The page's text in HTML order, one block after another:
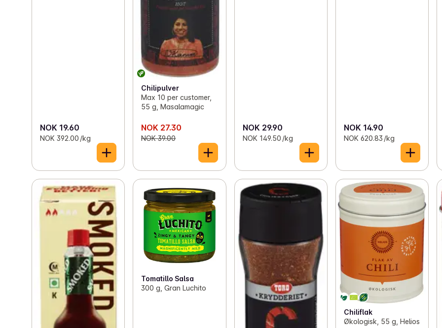
NOK 19.60
NOK 392.00 /kg
Chilipulver
Max 10 per customer,
55 g, Masalamagic
NOK 27.30
NOK 39.00
NOK 29.90
NOK 149.50 /kg
NOK 14.90
NOK 620.83 /kg
Tomatillo Salsa
300 g, Gran Luchito
Chiliflak
Økologisk, 55 g, Helios